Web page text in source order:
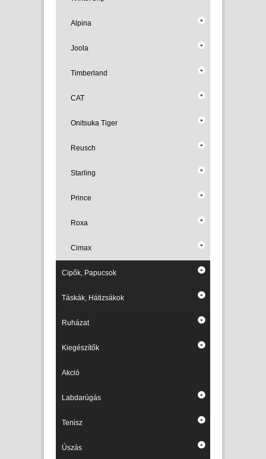
Alpina
Joola
Timberland
CAT
Onitsuka Tiger
Reusch
Starling
Prince
Roxa
Cimax
Cipők, Papucsok
Táskák, Hátizsákok
Ruházat
Kiegészítők
Akció
Labdarúgás
Tenisz
Úszás